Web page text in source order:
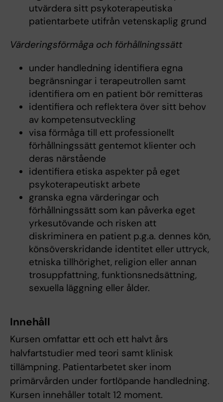
utvärdera sitt psykoterapeutiska
patientarbete utifrån vetenskaplig grund
Värderingsförmåga och förhållningssätt
under handledning identifiera egna
begränsningar i terapeutrollen samt
identifiera om en patient bör remitteras
identifiera och reflektera över sitt behov
av kompetensutveckling
visa förmåga till ett professionellt
förhållningssätt gentemot klienter och
deras närstående
identifiera etiska aspekter på eget
psykoterapeutiskt arbete
granska egna värderingar och
förhållningssätt som kan påverka eget
yrkesutövande och risken att
diskriminera en patient p.g.a. dennes kön,
könsöverskridande identitet eller uttryck,
etniska tillhörighet, religion eller annan
trosuppfattning, funktionsnedsättning,
sexuella läggning eller ålder.
Innehåll
Kursen omfattar ett och ett halvt års
halvfartstudier med teori samt klinisk
tillämpning. Patientarbetet sker inom
primärvården under fortlöpande handledning.
Kursen innehåller totalt 12 moment.